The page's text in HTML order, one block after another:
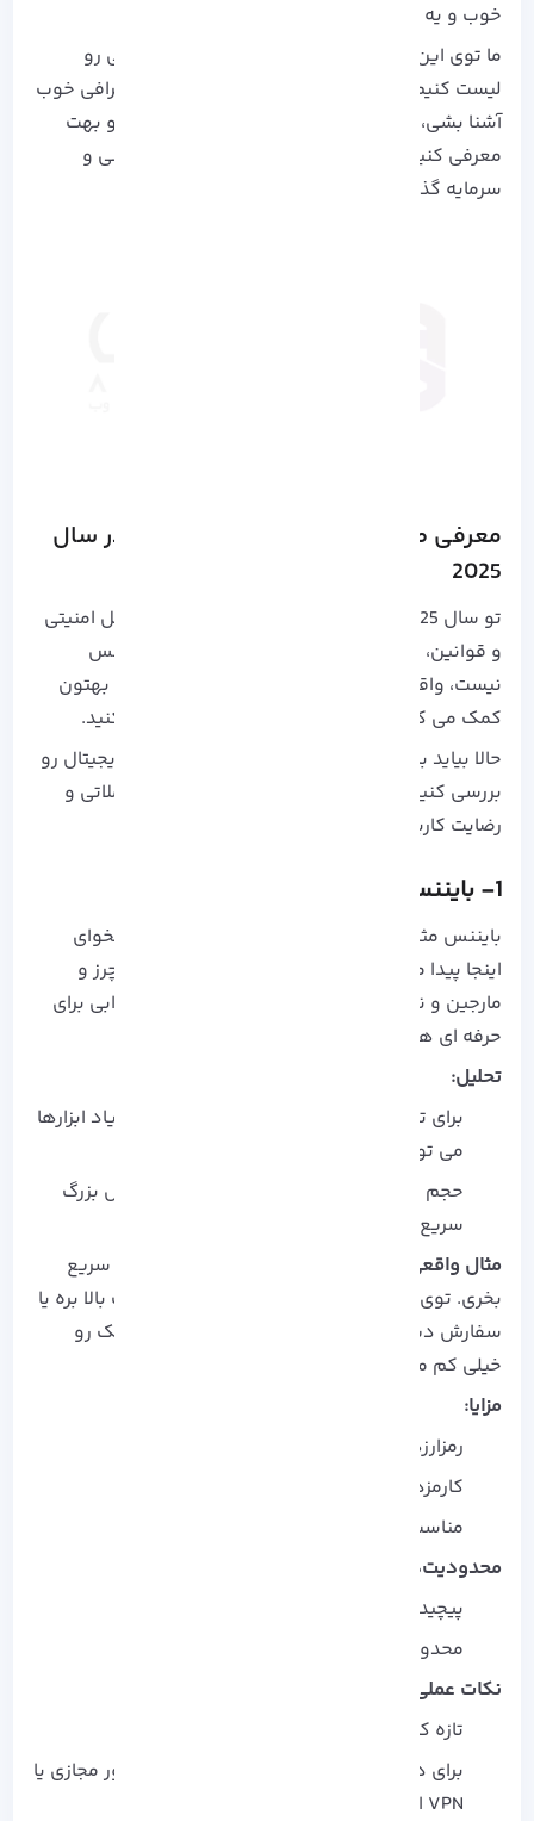
خوب و یه تجربه پر از استرس بسازه.
ما توی این مطلب قرار نیست فقط اسم چند صرافی رو
لیست کنیم. هدف اینه که اول با معیار های یه صرافی خوب
آشنا بشی، بعد چند صرافی معتبر و امتحان‌ شده رو بهت
معرفی کنیم تا بتونی با خیال راحت‌ تر وارد بازار بشی و
سرمایه‌ گذاری یا معامله‌ هات رو شروع کنی.
معرفی صرافی‌ های معتبر ارز دیجیتال در سال
2025
تو سال 2025 با این همه رشد بازار و اهمیت مسائل امنیتی
و قوانین، انتخاب یه صرافی خوب دیگه یه کار لوکس
نیست، واقعاً ضروریه! آشنایی با بهترین صرافی‌ها بهتون
کمک می‌ کنه راحت‌ تر و مطمئن‌ تر سرمایه‌ گذاری کنید.
حالا بیاید با هم چند تا از بهترین صرافی‌ های ارز دیجیتال رو
بررسی کنیم که تو امنیت، نقدینگی، امکانات معاملاتی و
رضایت کاربران واقعاً جزو سرآمدها هستن:
1- بایننس (Binance)
بایننس مثل یه سوپرمارکت بزرگ رمزارزه؛ هر چی بخوای
اینجا پیدا می‌ کنی! رمزارزهای متنوع، ابزارهای فیوچرز و
مارجین و نقدینگی بالا، اون رو تبدیل به گزینه جذابی برای
حرفه‌ ای‌ ها کرده.
تحلیل:
برای تازه‌ کارها، رابط کاربری پیچیده و تعداد زیاد ابزارها
می‌ تونه گیج‌ کننده باشه.
حجم بالای معاملات باعث میشه خرید و فروش بزرگ
سریع و با قیمت مناسب انجام بشه.
مثال واقعی:
فرض کن می‌خوای 0.5 بیت‌ کوین رو سریع
بخری. توی صرافی‌ های کم‌ نقدینگی ممکنه قیمت بالا بره یا
سفارش دیر پر بشه. بایننس با حجم بالا، این ریسک رو
خیلی کم می‌ کنه.
مزایا:
رمزارزهای متنوع و ابزارهای پیشرفته
کارمزد پایین و صندوق امنیتی SAFU
مناسب معاملات سنگین و حرفه‌ ای
محدودیت‌ها:
پیچیده برای تازه‌ کارها
محدودیت قانونی در بعضی کشور ها
نکات عملی:
تازه‌ کارها با حساب آزمایشی شروع کنن
برای دسترسی امن و بدون محدودیت، از سرور مجازی یا
VPN استفاده کن